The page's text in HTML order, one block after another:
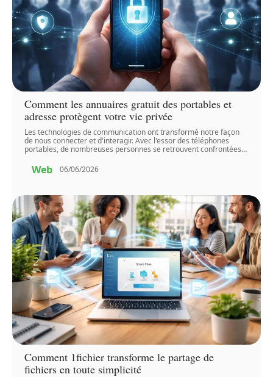
Comment les annuaires gratuit des portables et
adresse protègent votre vie privée
Les technologies de communication ont transformé notre façon
de nous connecter et d'interagir. Avec l'essor des téléphones
portables, de nombreuses personnes se retrouvent confrontées…
Web 06/06/2026
Comment 1fichier transforme le partage de
fichiers en toute simplicité